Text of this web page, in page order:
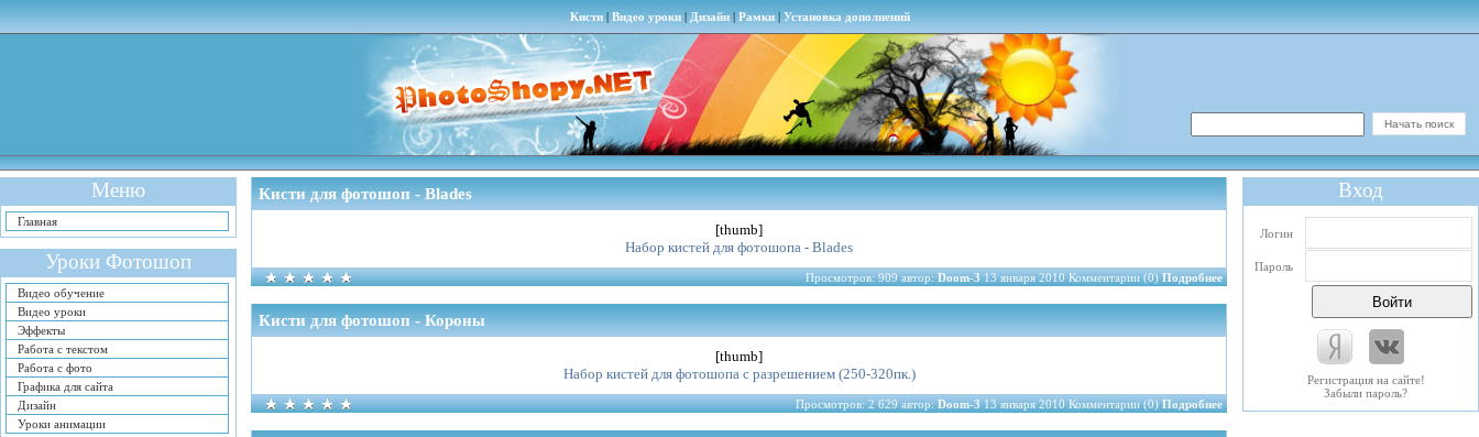
Кисти| Видео уроки| Дизайн| Рамки| Установка дополнений
Меню
Главная
Уроки Фотошоп
Видео обучение
Видео уроки
Эффекты
Работа с текстом
Работа с фото
Графика для сайта
Дизайн
Уроки анимации
Вход
Логин
Пароль
Регистрация на сайте!
Забыли пароль?
Кисти для фотошоп - Blades
[thumb]
Набор кистей для фотошопа - Blades
Просмотров: 909 автор:Doom-313 января 2010 Комментарии (0)Подробнее
Кисти для фотошоп - Короны
[thumb]
Набор кистей для фотошопа с разрешением (250-320пк.)
Просмотров: 2 629 автор:Doom-313 января 2010 Комментарии (0)Подробнее